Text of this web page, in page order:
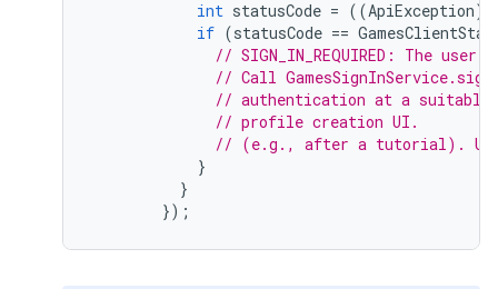
int statusCode = ((ApiException)
if (statusCode ==
// SIGN_IN_REQUIRED: The
// Call
// authentication at a
// profile creation UI.
// (e.g., after a tutorial). Use
}
}
});